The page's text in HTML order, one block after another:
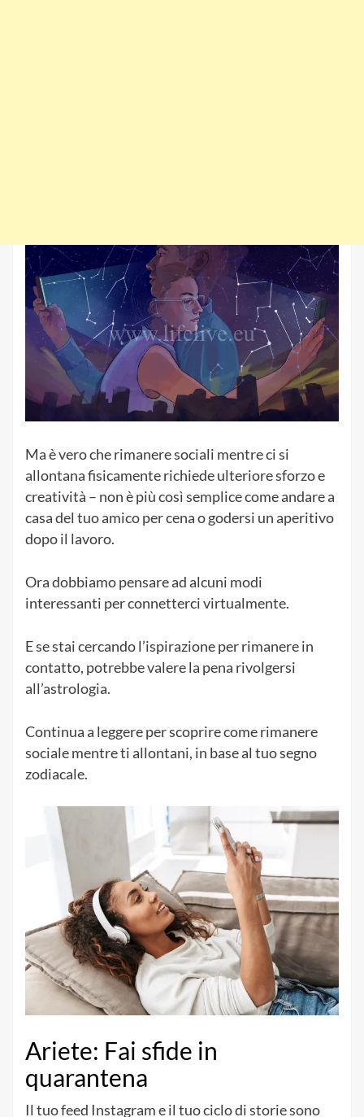
Ma è vero che rimanere sociali mentre ci si
allontana fisicamente richiede ulteriore sforzo e
creatività – non è più così semplice come andare a
casa del tuo amico per cena o godersi un aperitivo
dopo il lavoro.
Ora dobbiamo pensare ad alcuni modi
interessanti per connetterci virtualmente.
E se stai cercando l’ispirazione per rimanere in
contatto, potrebbe valere la pena rivolgersi
all’astrologia.
Continua a leggere per scoprire come rimanere
sociale mentre ti allontani, in base al tuo segno
zodiacale.
Ariete: Fai sfide in
quarantena
Il tuo feed Instagram e il tuo ciclo di storie sono